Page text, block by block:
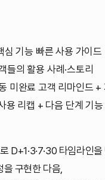
심 기능 빠른 사용 가이드
들의 활용 사례·스토리
미완료 고객 리마인드 +
용 리캡 + 다음 단계 기능
D+1·3·7·30 타임라인을
구현한 다음,